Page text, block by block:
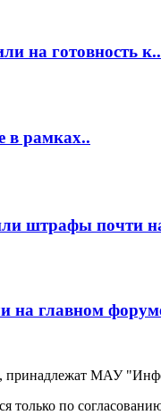
на готовность к..
в рамках..
штрафы почти
на главном
принадлежат МАУ
только по